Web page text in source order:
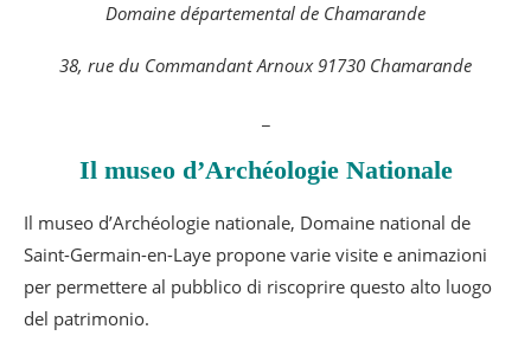
Domaine départemental de Chamarande
38, rue du Commandant Arnoux 91730 Chamarande
Il museo d’Archéologie Nationale
Il museo d’Archéologie nationale, Domaine national de
Saint-Germain-en-Laye propone varie visite e animazioni
per permettere al pubblico di riscoprire questo alto luogo
del patrimonio.